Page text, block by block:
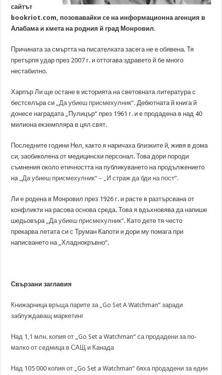
сайтът
bookriot.com, позовавайки се на информационна агенция в
Алабама и кмета на родния й град Монровил.
Причината за смъртта на писателката засега не е обявена. Тя
претърпя удар през 2007 г. и оттогава здравето й бе много
нестабилно.
Харпър Ли ще остане в историята на световната литература с
бестселъра си „Да убиеш присмехулник“. Дебютната й книга й
донесе наградата „Пулицър“ през 1961 г. и е продадена в над 40
милиона екземпляра в цял свят.
Последните години Нел, както я наричаха близките й, живя в дома
си, заобиколена от медицински персонал. Това дори породи
съмнения около етичността на публикуването на продължението
на „Да убиеш присмехулник“ – „И страж да бди на пост“.
Ли е родена в Монровил през 1926 г. и расте в разтърсвана от
конфликти на расова основа среда. Това я вдъхновява да напише
шедьовъра „Да убиеш присмехулник“. Като дете тя често
прекарва летата си с Труман Капоти и дори му помага при
написването на „Хладнокръвно“.
Свързани заглавия
Книжарница връща парите за „Go Set A Watchman“ заради
заблуждаващ маркетинг
Над 1,1 млн. копия от „Go Set a Watchman“ са продадени за по-
малко от седмица в САЩ и Канада
Над 105 000 копия от „Go Set a Watchman“ бяха продадени за един